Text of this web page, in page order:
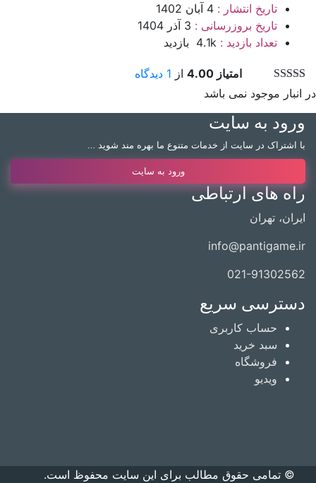
تاریخ انتشار : 4 آبان 1402
تاریخ بروزرسانی : 3 آذر 1404
تعداد بازدید : 4.1k بازدید
امتیاز 4.00 از 1 دیدگاه
در انبار موجود نمی باشد
ورود به سایت
با اشتراک در سایت از خدمات متنوع ما بهره مند شوید …
ورود به سایت
راه های ارتباطی
ایران، تهران
info@pantigame.ir
021-91302562
دسترسی سریع
حساب کاربری
سبد خرید
فروشگاه
ویدیو
© تمامی حقوق مطالب برای این سایت محفوظ است.